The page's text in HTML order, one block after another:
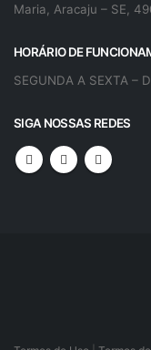
Maria, Aracaju – SE,
HORÁRIO DE
SEGUNDA A SEXTA –
SIGA NOSSAS REDES